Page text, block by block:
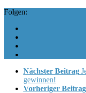
Folgen:
Nächster Beitrag
gewinnen!
Vorheriger Beitrag